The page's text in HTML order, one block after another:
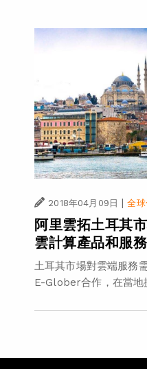
2018年04月09日 | 全
阿里雲拓土耳其
雲計算產品和服務
土耳其市場對雲端服務
E-Glober合作，在當地